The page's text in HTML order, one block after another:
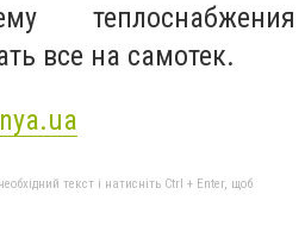
теплоснабжения
все на самотек.
текст і натисніть Ctrl + Enter, щоб